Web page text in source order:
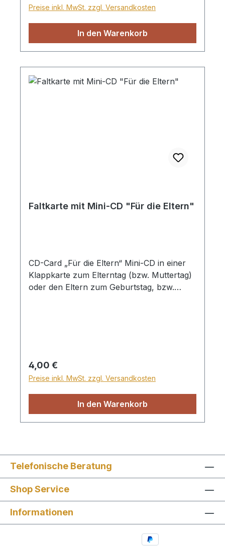
Preise inkl. MwSt. zzgl. Versandkosten
In den Warenkorb
Faltkarte mit Mini-CD "Für die Eltern"
CD-Card „Für die Eltern“ Mini-CD in einer
Klappkarte zum Elterntag (bzw. Muttertag)
oder den Eltern zum Geburtstag, bzw.
Regulärer Preis:
4,00 €
Preise inkl. MwSt. zzgl. Versandkosten
In den Warenkorb
Telefonische Beratung
Shop Service
Informationen